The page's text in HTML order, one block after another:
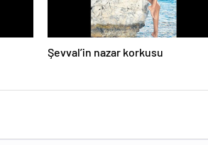
Şevval’in nazar korkusu